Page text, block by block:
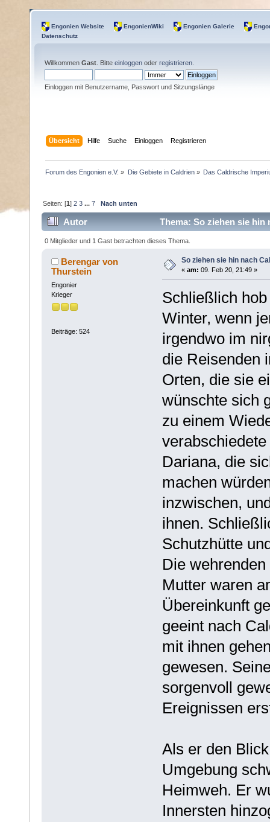
Engonien Website EngonienWiki Engonien Galerie
Datenschutz
Willkommen Gast . Bitte einloggen oder registrieren
Einloggen mit Benutzername, Passwort und Sitzungslänge
Übersicht Hilfe Suche Einloggen Registrieren
Forum des Engonien e.V. » Die Gebiete in Caldrien» Das Caldrische
Seiten: [1]2 3 ...7 Nach unten
Autor Thema: So ziehen sie hin
0 Mitglieder und 1 Gast betrachten dieses Thema.
Berengar von
Thurstein
Engonier
Krieger
Beiträge: 524
So ziehen sie hin nach
« am: 09. Feb 20, 21:49 »
Schließlich
Winter, wenn
irgendwo im
die Reisenden
Orten, die sie
wünschte sich
zu einem
Dariana, die
machen
inzwischen,
ihnen.
Schutzhütte
Die
Mutter waren
Übereinkunft
geeint nach
mit ihnen
gewesen.
sorgenvoll
Ereignissen
Als er den
Umgebung
Heimweh. Er
Innersten